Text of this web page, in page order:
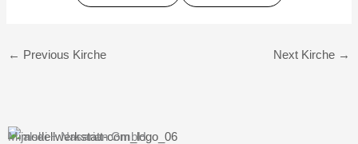
← Previous Kirche Next Kirche →
Mijalski + Nasarian GmbH